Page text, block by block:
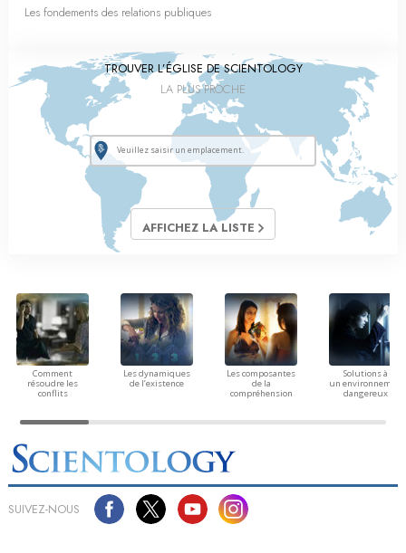
Les fondements des relations publiques
TROUVER L’ÉGLISE DE SCIENTOLOGY
LA PLUS PROCHE
AFFICHEZ LA LISTE
Comment
résoudre les
conflits
Les dynamiques
de l’existence
Les composantes
de la
compréhension
Solutions à
un environnement
dangereux
SUIVEZ-NOUS